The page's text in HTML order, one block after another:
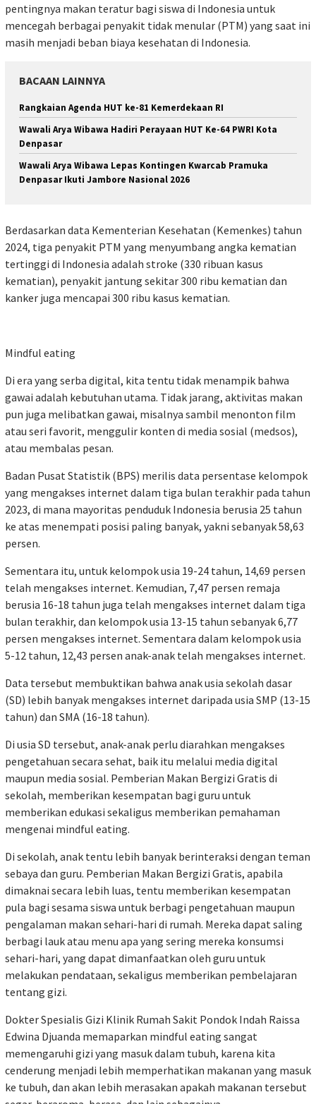
pentingnya makan teratur bagi siswa di Indonesia untuk
mencegah berbagai penyakit tidak menular (PTM) yang saat ini
masih menjadi beban biaya kesehatan di Indonesia.
BACAAN LAINNYA
Rangkaian Agenda HUT ke-81 Kemerdekaan RI
Wawali Arya Wibawa Hadiri Perayaan HUT Ke-64 PWRI Kota
Denpasar
Wawali Arya Wibawa Lepas Kontingen Kwarcab Pramuka
Denpasar Ikuti Jambore Nasional 2026
Berdasarkan data Kementerian Kesehatan (Kemenkes) tahun
2024, tiga penyakit PTM yang menyumbang angka kematian
tertinggi di Indonesia adalah stroke (330 ribuan kasus
kematian), penyakit jantung sekitar 300 ribu kematian dan
kanker juga mencapai 300 ribu kasus kematian.
Mindful eating
Di era yang serba digital, kita tentu tidak menampik bahwa
gawai adalah kebutuhan utama. Tidak jarang, aktivitas makan
pun juga melibatkan gawai, misalnya sambil menonton film
atau seri favorit, menggulir konten di media sosial (medsos),
atau membalas pesan.
Badan Pusat Statistik (BPS) merilis data persentase kelompok
yang mengakses internet dalam tiga bulan terakhir pada tahun
2023, di mana mayoritas penduduk Indonesia berusia 25 tahun
ke atas menempati posisi paling banyak, yakni sebanyak 58,63
persen.
Sementara itu, untuk kelompok usia 19-24 tahun, 14,69 persen
telah mengakses internet. Kemudian, 7,47 persen remaja
berusia 16-18 tahun juga telah mengakses internet dalam tiga
bulan terakhir, dan kelompok usia 13-15 tahun sebanyak 6,77
persen mengakses internet. Sementara dalam kelompok usia
5-12 tahun, 12,43 persen anak-anak telah mengakses internet.
Data tersebut membuktikan bahwa anak usia sekolah dasar
(SD) lebih banyak mengakses internet daripada usia SMP (13-15
tahun) dan SMA (16-18 tahun).
Di usia SD tersebut, anak-anak perlu diarahkan mengakses
pengetahuan secara sehat, baik itu melalui media digital
maupun media sosial. Pemberian Makan Bergizi Gratis di
sekolah, memberikan kesempatan bagi guru untuk
memberikan edukasi sekaligus memberikan pemahaman
mengenai mindful eating.
Di sekolah, anak tentu lebih banyak berinteraksi dengan teman
sebaya dan guru. Pemberian Makan Bergizi Gratis, apabila
dimaknai secara lebih luas, tentu memberikan kesempatan
pula bagi sesama siswa untuk berbagi pengetahuan maupun
pengalaman makan sehari-hari di rumah. Mereka dapat saling
berbagi lauk atau menu apa yang sering mereka konsumsi
sehari-hari, yang dapat dimanfaatkan oleh guru untuk
melakukan pendataan, sekaligus memberikan pembelajaran
tentang gizi.
Dokter Spesialis Gizi Klinik Rumah Sakit Pondok Indah Raissa
Edwina Djuanda memaparkan mindful eating sangat
memengaruhi gizi yang masuk dalam tubuh, karena kita
cenderung menjadi lebih memperhatikan makanan yang masuk
ke tubuh, dan akan lebih merasakan apakah makanan tersebut